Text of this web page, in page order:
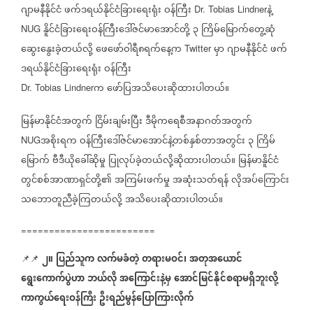
ဂျာမနီနိုင်ငံဖက်ဒရယ်နိုင်ငံခြားရေးရုံးဝန်ကြီး Dr. Tobias Lindnerနဲ့
NUG နိူင်ငံခြားရေးဝန်ကြီးဒေါ်ဇင်မာအောင်တို့၃ကြိမ်မြောက်တွေ့ဆုံ
ဆွေးနွေးခဲ့တယ်လို့ဖေဖော်ဝါရီ၈ရက်နေ့က Twitterမှာဂျာမနီနိုင်ငံဖက်
ဒရယ်နိုင်ငံခြားရေးရုံးဝန်ကြီး
Dr. Tobias Lindnerကဖော်ပြအသိပေးဆိုထားပါတယ်။
မြန်မာနိုင်ငံအတွက် ငြိမ်းချမ်းပြီးဒီမိုကရေစီအနာဂတ်အတွက်
NUGအစိုးရကဝန်ကြီးဒေါ်ဇင်မာအောင်နဲ့တစ်နှစ်တာအတွင်း ၃ကြိမ်
မြောက်ဗီဒီယိုခေါ်ဆိုမှု ပြုလုပ်ခဲ့တယ်လို့ဆိုထားပါတယ်။ မြန်မာနိူင်ငံ
တွင်စစ်အာဏာရှင်တို့၏အကြမ်းဖက်မှုအဆုံးသတ်ရန်လိုအပ်ကြောင်း
သဘောတူညီခဲ့ကြတယ်လို့အသိပေးဆိုထားပါတယ်။
========================
📌📌 ၂။ ပြည်သူကလက်မခံတဲ့တရားမဝင်၊အတုအယောင်
ရွေးကောက်ပွဲဟာဘယ်လိုအကြောင်းနဲ့မှအောင်မြင်နိုင်စရာမရှိဘူးလို့
ကာကွယ်ရေးဝန်ကြီး ဦးရည်မွန်ပြောကြားလိုက်